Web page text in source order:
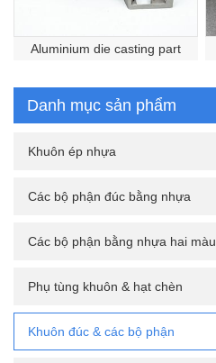
Aluminium die casting part
Danh mục sản phẩm
Khuôn ép nhựa
Các bộ phận đúc bằng nhựa
Các bộ phận bằng nhựa hai màu
Phụ tùng khuôn & hạt chèn
Khuôn đúc & các bộ phận